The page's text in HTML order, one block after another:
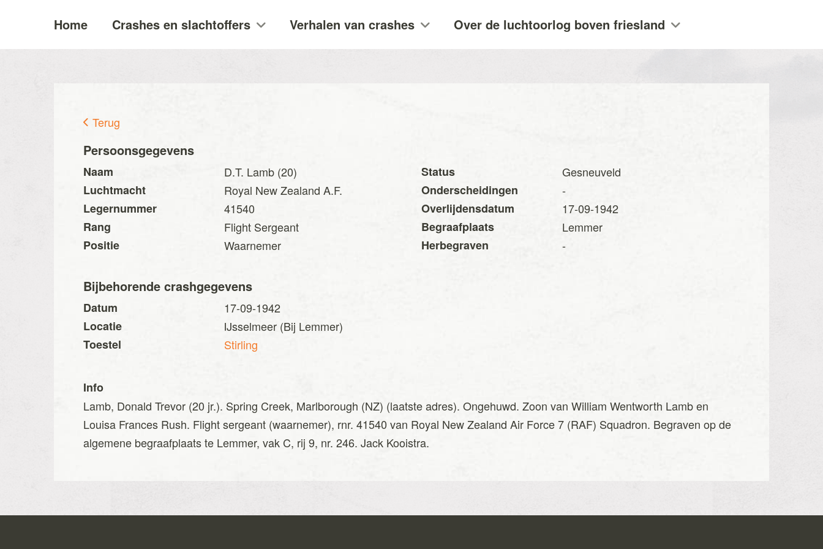
Home Crashes en slachtoffers Verhalen van crashes Over de luchtoorlog boven friesland
Terug
Persoonsgegevens
Naam
D.T. Lamb (20)
Luchtmacht
Royal New Zealand A.F.
Legernummer
41540
Rang
Flight Sergeant
Positie
Waarnemer
Status
Gesneuveld
Onderscheidingen
-
Overlijdensdatum
17-09-1942
Begraafplaats
Lemmer
Herbegraven
-
Bijbehorende crashgegevens
Datum
17-09-1942
Locatie
IJsselmeer (Bij Lemmer)
Toestel
Stirling
Info
Lamb, Donald Trevor (20 jr.). Spring Creek, Marlborough (NZ) (laatste adres). Ongehuwd. Zoon van William Wentworth Lamb en
Louisa Frances Rush. Flight sergeant (waarnemer), rnr. 41540 van Royal New Zealand Air Force 7 (RAF) Squadron. Begraven op de
algemene begraafplaats te Lemmer, vak C, rij 9, nr. 246. Jack Kooistra.